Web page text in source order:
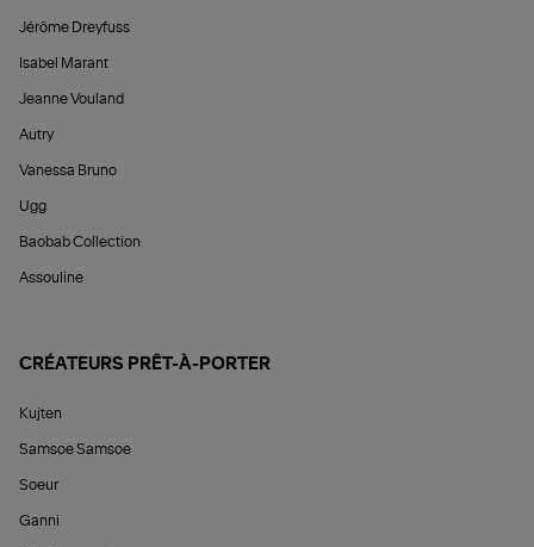
Jérôme Dreyfuss
Isabel Marant
Jeanne Vouland
Autry
Vanessa Bruno
Ugg
Baobab Collection
Assouline
CRÉATEURS PRÊT-À-PORTER
Kujten
Samsoe Samsoe
Soeur
Ganni